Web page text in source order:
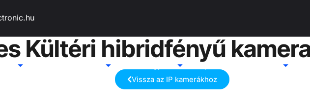
Kültéri hibridfényű
Vissza az IP kamerákhoz